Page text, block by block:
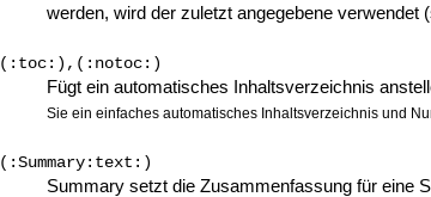
werden, wird der zuletzt angegebene verwendet
(:toc:),(:notoc:)
Fügt ein automatisches Inhaltsverzeichnis
Sie ein einfaches automatisches Inhaltsverzeichnis und
(:Summary:text:)
Summary setzt die Zusammenfassung für eine